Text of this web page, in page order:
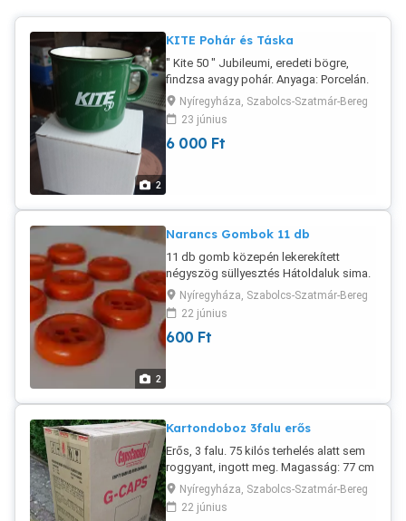
2
KITE Pohár és Táska
" Kite 50 " Jubileumi, eredeti bögre,
findzsa avagy pohár. Anyaga: Porcelán.
Eredeti. Új. Figyelem! Kívül zöld, belül
fehér, körbe pedig kerek! Banki
előreutalással a Posta megoldható.
Magyar Posta "postánmaradó" csomag
rendelkezésre állnak.
Nyíregyháza, Szabolcs-Szatmár-Bereg
23 június
6 000 Ft
2
Narancs Gombok 11 db
11 db gomb közepén lekerekített
négyszög süllyesztés Hátoldaluk sima.
Átmérője 25 mm vastagság: 7 mm
Megtekinthető Nyíregyháza, Korányi út
Fényes felület. Színe kicsit világosabb,
barátságosabb mint a fényképeken.
Nyíregyháza, Szabolcs-Szatmár-Bereg
22 június
600 Ft
Kartondoboz 3falu erős
Erős, 3 falu. 75 kilós terhelés alatt sem
roggyant, ingott meg. Magasság: 77 cm
Szélesség 58 cm Mélység: 39 cm
Nyíregyháza, Szabolcs-Szatmár-Bereg
22 június